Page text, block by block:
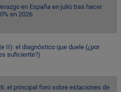
en España en julio tras hacer
en 2026
II): el diagnóstico que duele (¿por
suficiente?)
el principal foro sobre estaciones de